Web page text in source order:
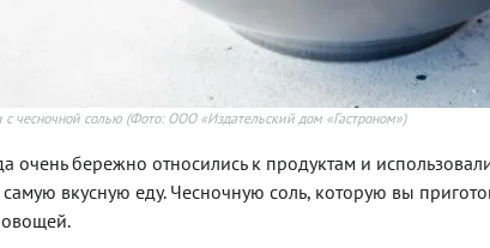
чесночной солью (Фото: ООО «Издательский дом «Гастроном»)
очень бережно относились к продуктам и
самую вкусную еду. Чесночную соль, которую вы
овощей.